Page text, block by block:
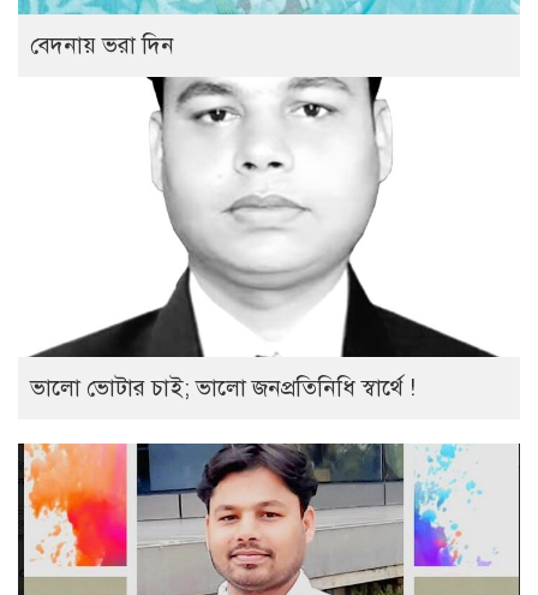
বেদনায় ভরা দিন
ভালো ভোটার চাই; ভালো জনপ্রতিনিধি স্বার্থে !